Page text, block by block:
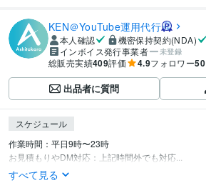
KEN＠YouTube運用代行
本人確認
機密保持契約(NDA)
インボイス発行事業者
未登録
総販売実績409評価 4.9フォロワー50
出品者に質問
スケジュール
作業時間：平日9時〜23時
お見積もりやDM対応：上記時間外でも対応...
すべて見る